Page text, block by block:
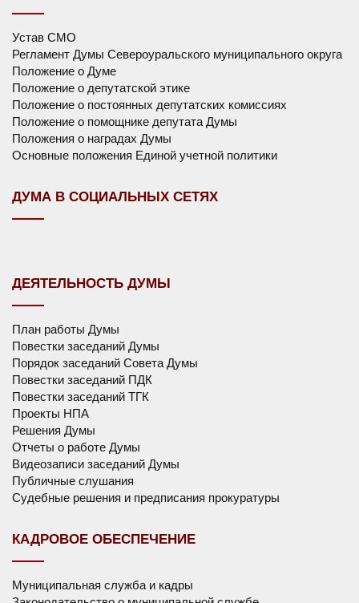
Устав СМО
Регламент Думы Североуральского муниципального округа
Положение о Думе
Положение о депутатской этике
Положение о постоянных депутатских комиссиях
Положение о помощнике депутата Думы
Положения о наградах Думы
Основные положения Единой учетной политики
ДУМА В СОЦИАЛЬНЫХ СЕТЯХ
ДЕЯТЕЛЬНОСТЬ ДУМЫ
План работы Думы
Повестки заседаний Думы
Порядок заседаний Совета Думы
Повестки заседаний ПДК
Повестки заседаний ТГК
Проекты НПА
Решения Думы
Отчеты о работе Думы
Видеозаписи заседаний Думы
Публичные слушания
Судебные решения и предписания прокуратуры
КАДРОВОЕ ОБЕСПЕЧЕНИЕ
Муниципальная служба и кадры